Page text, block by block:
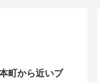
町から近いブ